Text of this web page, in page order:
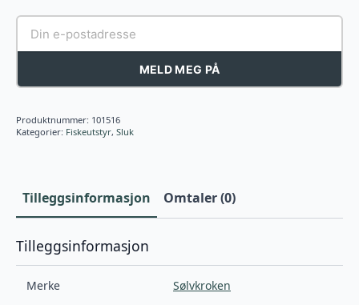
MELD MEG PÅ
Produktnummer: 101516
Kategorier: Fiskeutstyr, Sluk
Tilleggsinformasjon Omtaler (0)
Tilleggsinformasjon
Merke Sølvkroken